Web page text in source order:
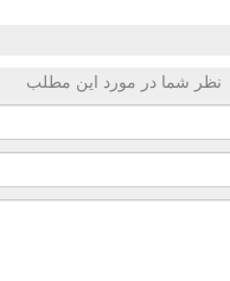
نظر شما در مورد این مطلب